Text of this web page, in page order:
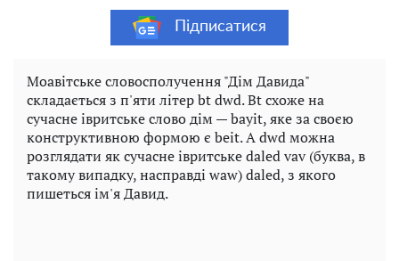
Підписатися
Моавітське словосполучення "Дім Давида"
складається з п'яти літер bt dwd. Bt схоже на
сучасне івритське слово дім — bayit, яке за своєю
конструктивною формою є beit. А dwd можна
розглядати як сучасне івритське daled vav (буква, в
такому випадку, насправді waw) daled, з якого
пишеться ім'я Давид.